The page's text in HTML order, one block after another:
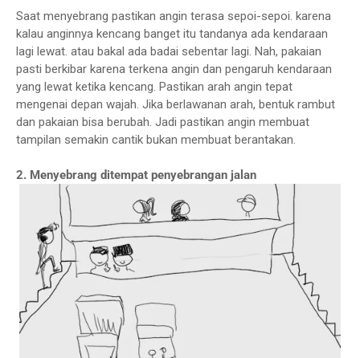
Saat menyebrang pastikan angin terasa sepoi-sepoi. karena
kalau anginnya kencang banget itu tandanya ada kendaraan
lagi lewat. atau bakal ada badai sebentar lagi. Nah, pakaian
pasti berkibar karena terkena angin dan pengaruh kendaraan
yang lewat ketika kencang. Pastikan arah angin tepat
mengenai depan wajah. Jika berlawanan arah, bentuk rambut
dan pakaian bisa berubah. Jadi pastikan angin membuat
tampilan semakin cantik bukan membuat berantakan.
2. Menyebrang ditempat penyebrangan jalan